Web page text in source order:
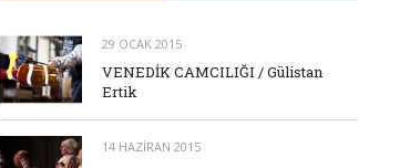
29 OCAK 2015
VENEDİK CAMCILIĞI / Gülistan
Ertik
14 HAZIRAN 2015